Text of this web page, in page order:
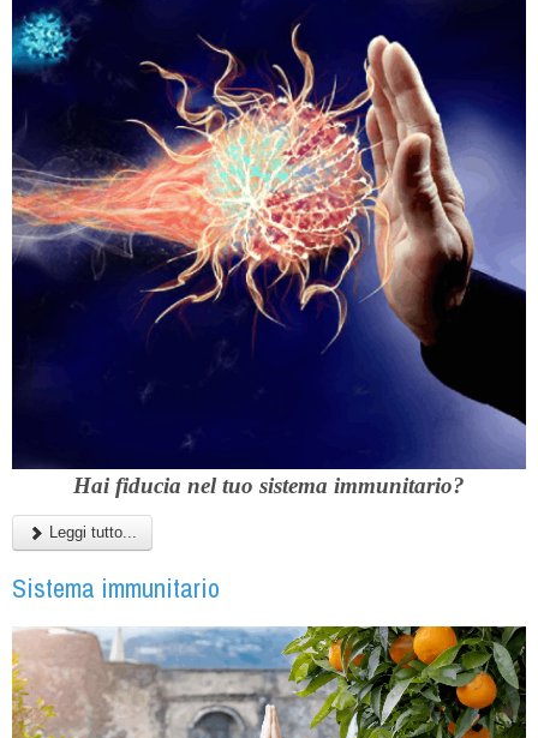
Hai fiducia nel tuo sistema immunitario?
Leggi tutto...
Sistema immunitario